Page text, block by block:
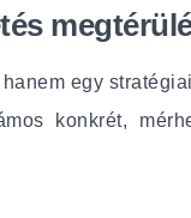
egy
konkrét,